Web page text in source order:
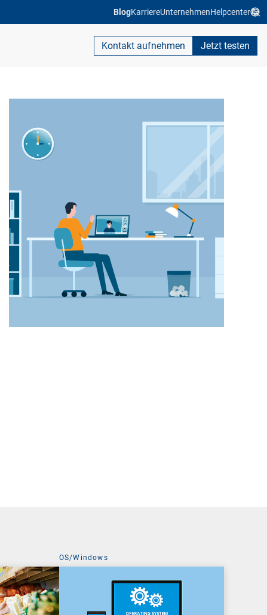
BlogKarriereUnternehmenHelpcenter
Kontakt aufnehmen Jetzt testen
OS/Windows